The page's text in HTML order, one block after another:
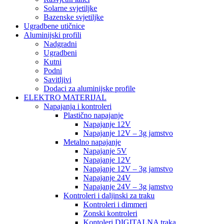
Solarne svjetiljke
Bazenske svjetiljke
Ugradbene utičnice
Aluminijski profili
Nadgradni
Ugradbeni
Kutni
Podni
Savitljivi
Dodaci za aluminijske profile
ELEKTRO MATERIJAL
Napajanja i kontroleri
Plastično napajanje
Napajanje 12V
Napajanje 12V – 3g jamstvo
Metalno napajanje
Napajanje 5V
Napajanje 12V
Napajanje 12V – 3g jamstvo
Napajanje 24V
Napajanje 24V – 3g jamstvo
Kontroleri i daljinski za traku
Kontroleri i dimmeri
Zonski kontroleri
Kontoleri DIGITALNA traka